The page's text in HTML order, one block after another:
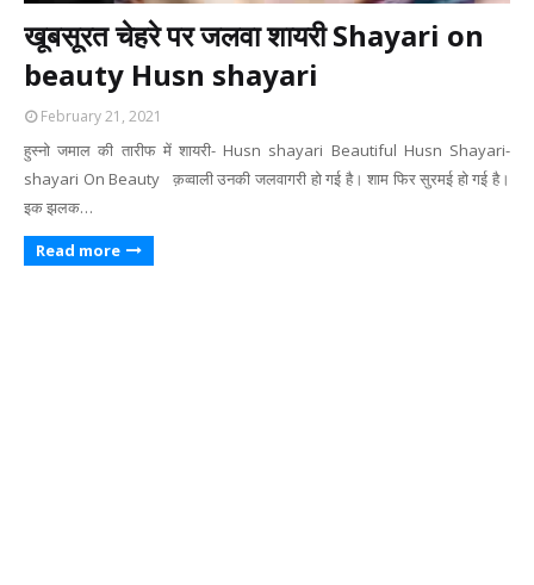
खूबसूरत चेहरे पर जलवा शायरी Shayari on
beauty Husn shayari
February 21, 2021
हुस्नो जमाल की तारीफ में शायरी- Husn shayari Beautiful Husn Shayari-
shayari On Beauty क़व्वाली उनकी जलवागरी हो गई है। शाम फिर सुरमई हो गई है।
इक झलक…
Read more